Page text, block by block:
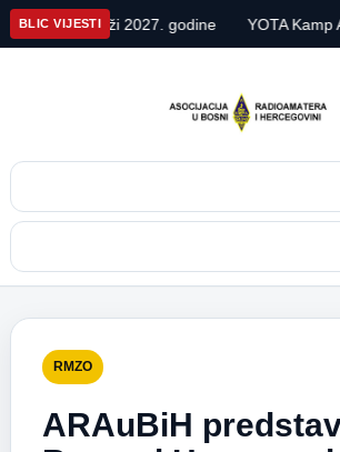
BLIC VIJESTI
2027. godine YOTA Kamp Austrija 2026
RMZO
ARAuBiH